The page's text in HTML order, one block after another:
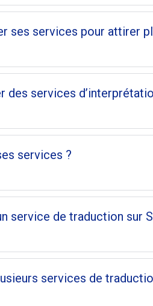
ses services pour attirer
des services
services ?
service de traduction sur
services de